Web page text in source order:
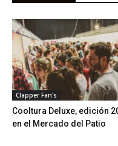
Clapper Fan's
Cooltura Deluxe, edición
en el Mercado del Patio